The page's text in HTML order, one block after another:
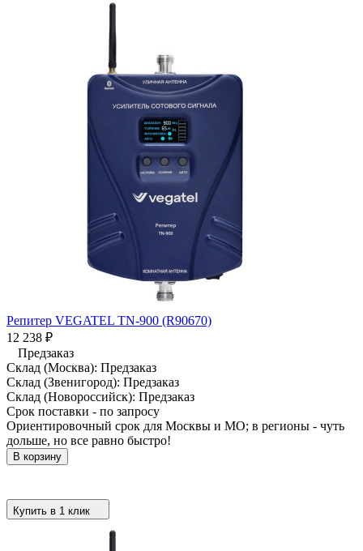
Репитер VEGATEL TN-900 (R90670)
12 238 ₽
Предзаказ
Склад (Москва): Предзаказ
Склад (Звенигород): Предзаказ
Склад (Новороссийск): Предзаказ
Срок поставки - по запросу
Ориентировочный срок для Москвы и МО; в регионы - чуть
дольше, но все равно быстро!
В корзину
Купить в 1 клик